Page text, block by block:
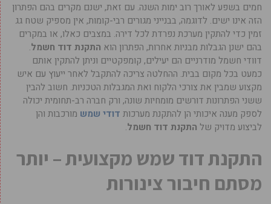
חמים בשפע לאורך רוב ימות השנה. עם זאת, ישנם מקרים בהם הפתרון
הזה אינו ישים. לדוגמה, בבנייני מגורים רבי-קומות, אין מספיק שטח גג
זמין כדי להתקין מערכת נפרדת לכל דירה. במצבים כאלו, או במקרים
בהם ישנן הגבלות מבניות אחרות, הפתרון הוא התקנת דוד חשמל.
דוודי חשמל מודרניים הם יעילים, קומפקטיים וניתן להתקין אותם
כמעט בכל מקום בבית. ההחלטה צריכה להתקבל לאחר ייעוץ עם איש
מקצוע שמבין את צורכי הלקוח ואת המגבלות הטכניות. חשוב להבין
ששני הפתרונות דורשים מומחיות שונה, ורק חברה רב-תחומית יכולה
לספק מענה איכותי הן להתקנת מערכות דודי שמש מורכבות והן
לביצוע מדויק של התקנת דוד חשמל.
התקנת דוד שמש מקצועית – יותר
מסתם חיבור צינורות